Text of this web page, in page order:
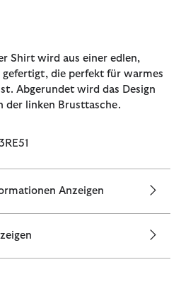
Shirt wird aus einer edlen,
die perfekt für warmes
Abgerundet wird das Design
der linken Brusttasche.
Anzeigen